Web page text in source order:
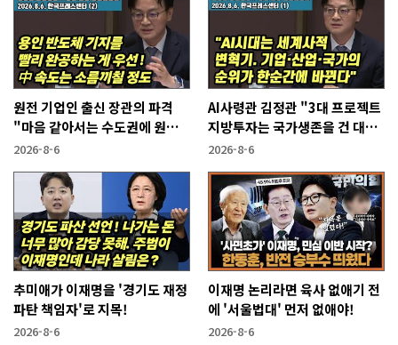
원전 기업인 출신 장관의 파격
"마음 같아서는 수도권에 원전
짓고싶다"
2026-8-6
AI사령관 김정관 "3대 프로젝트
지방투자는 국가생존을 건 대전
략"
2026-8-6
추미애가 이재명을 '경기도 재정
파탄 책임자'로 지목!
2026-8-6
이재명 논리라면 육사 없애기 전
에 '서울법대' 먼저 없애야!
2026-8-6